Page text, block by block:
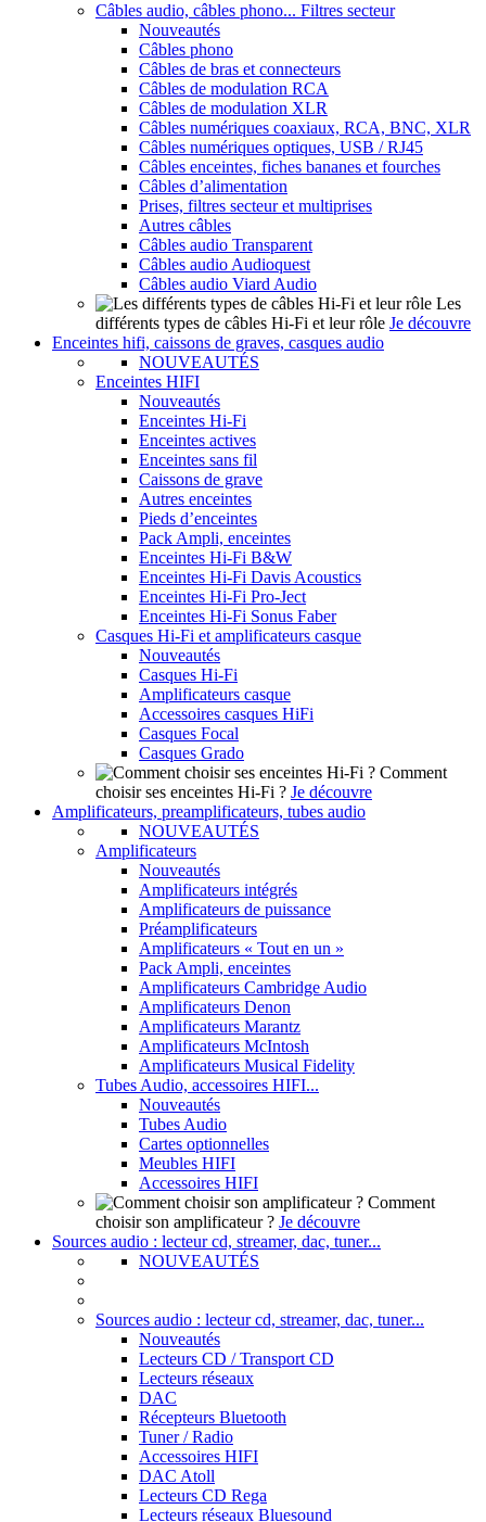
Câbles audio, câbles phono... Filtres secteur
Nouveautés
Câbles phono
Câbles de bras et connecteurs
Câbles de modulation RCA
Câbles de modulation XLR
Câbles numériques coaxiaux, RCA, BNC, XLR
Câbles numériques optiques, USB / RJ45
Câbles enceintes, fiches bananes et fourches
Câbles d’alimentation
Prises, filtres secteur et multiprises
Autres câbles
Câbles audio Transparent
Câbles audio Audioquest
Câbles audio Viard Audio
Les
différents types de câbles Hi-Fi et leur rôle Je découvre
Enceintes hifi, caissons de graves, casques audio
NOUVEAUTÉS
Enceintes HIFI
Nouveautés
Enceintes Hi-Fi
Enceintes actives
Enceintes sans fil
Caissons de grave
Autres enceintes
Pieds d’enceintes
Pack Ampli, enceintes
Enceintes Hi-Fi B&W
Enceintes Hi-Fi Davis Acoustics
Enceintes Hi-Fi Pro-Ject
Enceintes Hi-Fi Sonus Faber
Casques Hi-Fi et amplificateurs casque
Nouveautés
Casques Hi-Fi
Amplificateurs casque
Accessoires casques HiFi
Casques Focal
Casques Grado
Comment
choisir ses enceintes Hi-Fi ? Je découvre
Amplificateurs, preamplificateurs, tubes audio
NOUVEAUTÉS
Amplificateurs
Nouveautés
Amplificateurs intégrés
Amplificateurs de puissance
Préamplificateurs
Amplificateurs « Tout en un »
Pack Ampli, enceintes
Amplificateurs Cambridge Audio
Amplificateurs Denon
Amplificateurs Marantz
Amplificateurs McIntosh
Amplificateurs Musical Fidelity
Tubes Audio, accessoires HIFI...
Nouveautés
Tubes Audio
Cartes optionnelles
Meubles HIFI
Accessoires HIFI
Comment
choisir son amplificateur ? Je découvre
Sources audio : lecteur cd, streamer, dac, tuner...
NOUVEAUTÉS
Sources audio : lecteur cd, streamer, dac, tuner...
Nouveautés
Lecteurs CD / Transport CD
Lecteurs réseaux
DAC
Récepteurs Bluetooth
Tuner / Radio
Accessoires HIFI
DAC Atoll
Lecteurs CD Rega
Lecteurs réseaux Bluesound